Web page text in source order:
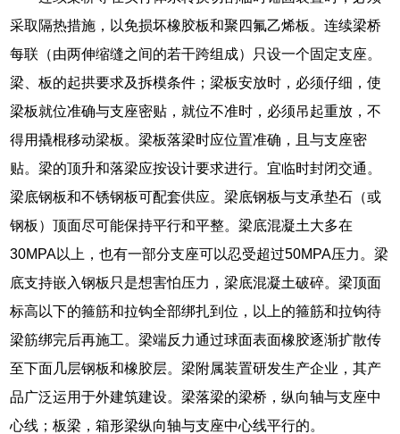
采取隔热措施，以免损坏橡胶板和聚四氟乙烯板。连续梁桥
每联（由两伸缩缝之间的若干跨组成）只设一个固定支座。
梁、板的起拱要求及拆模条件；梁板安放时，必须仔细，使
梁板就位准确与支座密贴，就位不准时，必须吊起重放，不
得用撬棍移动梁板。梁板落梁时应位置准确，且与支座密
贴。梁的顶升和落梁应按设计要求进行。宜临时封闭交通。
梁底钢板和不锈钢板可配套供应。梁底钢板与支承垫石（或
钢板）顶面尽可能保持平行和平整。梁底混凝土大多在
30MPA以上，也有一部分支座可以忍受超过50MPA压力。梁
底支持嵌入钢板只是想害怕压力，梁底混凝土破碎。梁顶面
标高以下的箍筋和拉钩全部绑扎到位，以上的箍筋和拉钩待
梁筋绑完后再施工。梁端反力通过球面表面橡胶逐渐扩散传
至下面几层钢板和橡胶层。梁附属装置研发生产企业，其产
品广泛运用于外建筑建设。梁落梁的梁桥，纵向轴与支座中
心线；板梁，箱形梁纵向轴与支座中心线平行的。